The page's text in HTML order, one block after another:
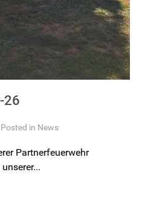
26
in News
Partnerfeuerwehr